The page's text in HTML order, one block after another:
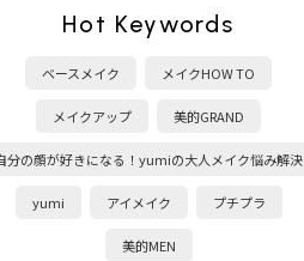
Hot Keywords
ベースメイク メイクHOW TO
メイクアップ 美的GRAND
分の顔が好きになる！yumiの大人メイク悩み解決
塾
yumi アイメイク プチプラ
美的MEN